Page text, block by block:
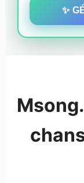
✨